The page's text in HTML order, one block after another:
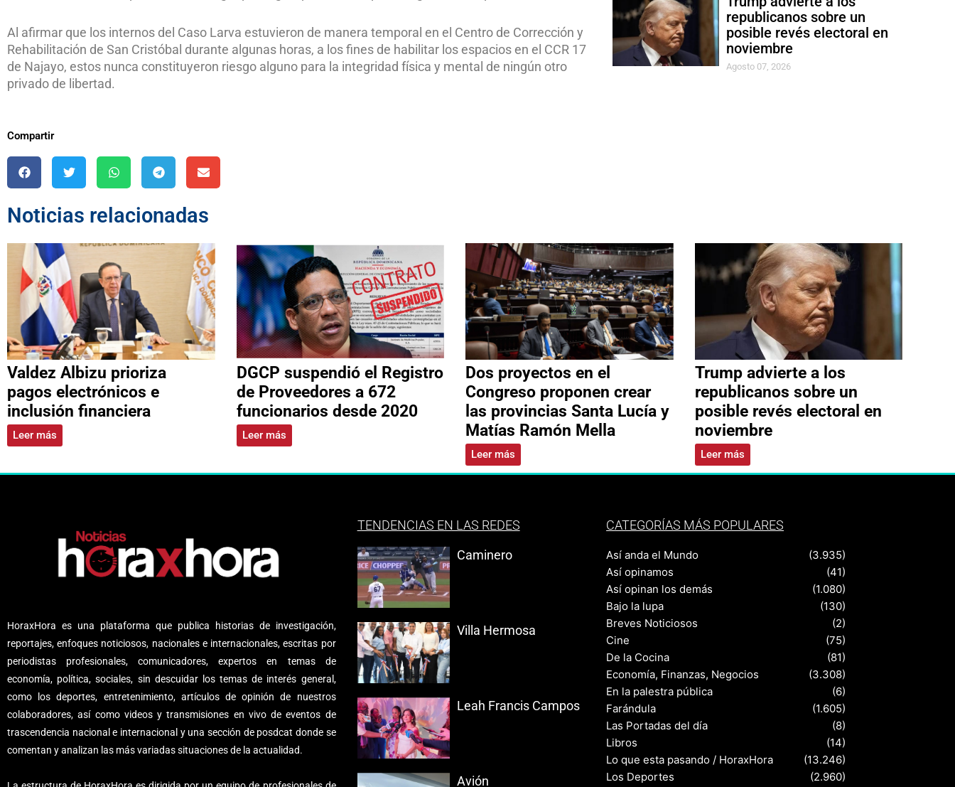
Al afirmar que los internos del Caso Larva estuvieron de manera temporal en el Centro de Corrección y
Rehabilitación de San Cristóbal durante algunas horas, a los fines de habilitar los espacios en el CCR 17
de Najayo, estos nunca constituyeron riesgo alguno para la integridad física y mental de ningún otro
privado de libertad.
Compartir
republicanos sobre un
posible revés electoral en
noviembre
Agosto 07, 2026
Noticias relacionadas
Valdez Albizu prioriza
pagos electrónicos e
inclusión financiera
Leer más
DGCP suspendió el Registro
de Proveedores a 672
funcionarios desde 2020
Leer más
Dos proyectos en el
Congreso proponen crear
las provincias Santa Lucía y
Matías Ramón Mella
Leer más
Trump advierte a los
republicanos sobre un
posible revés electoral en
noviembre
Leer más
HoraxHora es una plataforma que publica historias de investigación,
reportajes, enfoques noticiosos, nacionales e internacionales, escritas por
periodistas profesionales, comunicadores, expertos en temas de
economía, política, sociales, sin descuidar los temas de interés general,
como los deportes, entretenimiento, artículos de opinión de nuestros
colaboradores, así como videos y transmisiones en vivo de eventos de
trascendencia nacional e internacional y una sección de posdcat donde se
comentan y analizan las más variadas situaciones de la actualidad.
TENDENCIAS EN LAS REDES
Caminero
Villa Hermosa
Leah Francis Campos
Avión
CATEGORÍAS MÁS POPULARES
Así anda el Mundo
(3.935)
Así opinamos
(41)
Así opinan los demás
(1.080)
Bajo la lupa
(130)
Breves Noticiosos
(2)
Cine
(75)
De la Cocina
(81)
Economía, Finanzas, Negocios
(3.308)
En la palestra pública
(6)
Farándula
(1.605)
Las Portadas del día
(8)
Libros
(14)
Lo que esta pasando / HoraxHora
(13.246)
Los Deportes
(2.960)